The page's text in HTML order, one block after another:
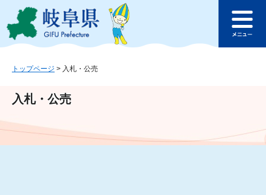
ジ
ュ
文
このページの本文へ
ュ
トップページ > 入札・公売
入札・公売